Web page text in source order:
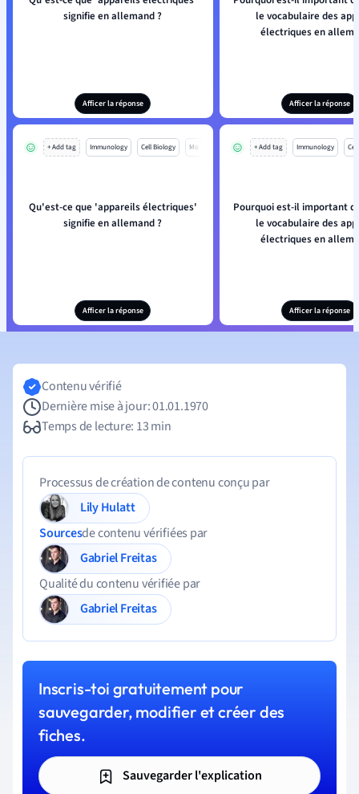
signifie en allemand ?
Afficer la réponse
le vocabulaire des
électriques en
Afficer la réponse
+ Add tag Immunology Cell Biology Mo
Qu'est-ce que 'appareils électriques'
signifie en allemand ?
Afficer la réponse
+ Add tag Immunology
Pourquoi est-il important
le vocabulaire des
électriques en
Afficer la réponse
Contenu vérifié
Dernière mise à jour: 01.01.1970
Temps de lecture: 13 min
Processus de création de contenu conçu par
Lily Hulatt
Sourcesde contenu vérifiées par
Gabriel Freitas
Qualité du contenu vérifiée par
Gabriel Freitas
Inscris-toi gratuitement pour
sauvegarder, modifier et créer des
fiches.
Sauvegarder l'explication